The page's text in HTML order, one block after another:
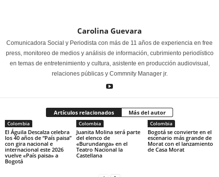
Carolina Guevara
Comunicadora Social y Periodista con más de 11 años de experiencia en free
press, monitoreo de medios y análisis de información, cubrimiento periodístico
en temas de entretenimiento y cultura, asistente en producción audiovisual,
relaciones públicas y Commnity Manager jr.
Artículos relacionados Más del autor
Colombia
El Águila Descalza celebra
los 40 años de “País paisa”
con gira nacional e
internacional este 2026
vuelve «País paisa» a
Bogotá
Colombia
Juanita Molina será parte
del elenco de
«Burundanga» en el
Teatro Nacional la
Castellana
Colombia
Bogotá se convierte en el
escenario más grande de
Morat con el lanzamiento
de Casa Morat